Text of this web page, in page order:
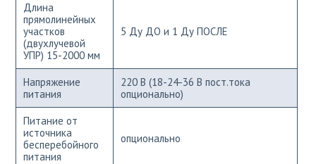
Длина
прямолинейных
участков
(двухлучевой
УПР) 15-2000 мм
5 Ду ДО и 1 Ду ПОСЛЕ
Напряжение
питания
220 В (18-24-36 В пост.тока
опционально)
Питание от
источника
бесперебойного
питания
опционально